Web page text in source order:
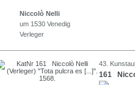
Niccolò Nelli
um 1530 Venedig
Verleger
43.
161